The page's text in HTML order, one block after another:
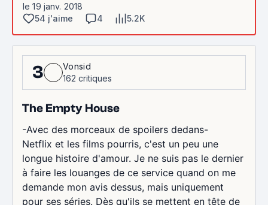
le 19 janv. 2018
54 j'aime
4 5.2K
3
Vonsid
162 critiques
The Empty House
-Avec des morceaux de spoilers dedans-
Netflix et les films pourris, c'est un peu une
longue histoire d'amour. Je ne suis pas le dernier
à faire les louanges de ce service quand on me
demande mon avis dessus, mais uniquement
pour ses séries. Dès qu'ils se mettent en tête de